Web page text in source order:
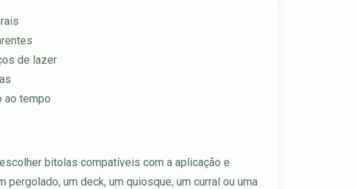
de lazer
ao tempo
bitolas compatíveis com a aplicação e
um deck, um quiosque, um curral ou uma